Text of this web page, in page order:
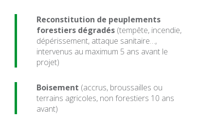
Reconstitution de peuplements
forestiers dégradés (tempête, incendie,
dépérissement, attaque sanitaire…,
intervenus au maximum 5 ans avant le
projet)
Boisement (accrus, broussailles ou
terrains agricoles, non forestiers 10 ans
avant)